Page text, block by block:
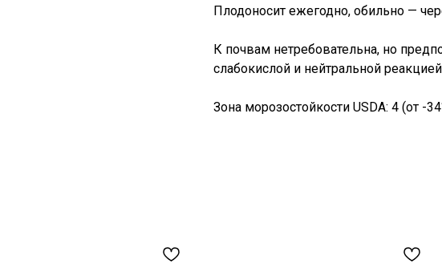
Плодоносит ежегодно, обильно —
К почвам нетребовательна, но
слабокислой и нейтральной
Зона морозостойкости USDA: 4 (от -